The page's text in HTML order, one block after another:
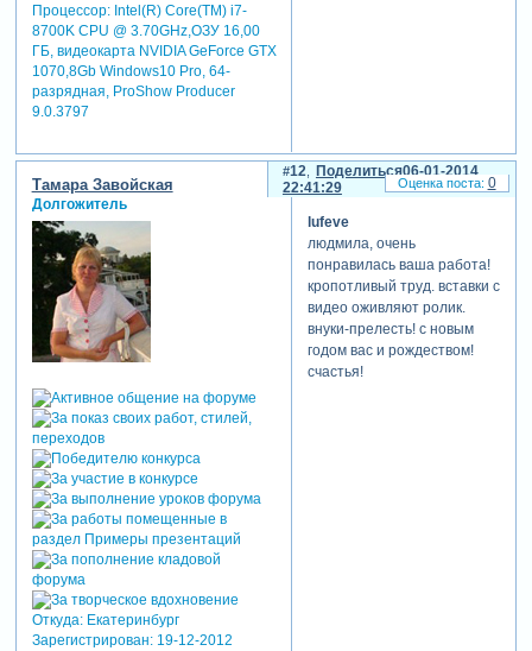
Процессор: Intel(R) Core(TM) i7-
8700K CPU @ 3.70GHz,ОЗУ 16,00
ГБ, видеокарта NVIDIA GeForce GTX
1070,8Gb Windows10 Pro, 64-
разрядная, ProShow Producer
9.0.3797
Поделиться
12
06-01-2014
22:41:29
Тамара Завойская
Долгожитель
Откуда:Екатеринбург
Зарегистрирован: 19-12-2012
lufeve
людмила, очень
понравилась ваша работа!
кропотливый труд. вставки с
видео оживляют ролик.
внуки-прелесть! с новым
годом вас и рождеством!
счастья!
0